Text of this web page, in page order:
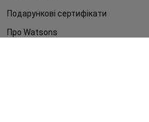
Подарункові сертифікати
Про Watsons